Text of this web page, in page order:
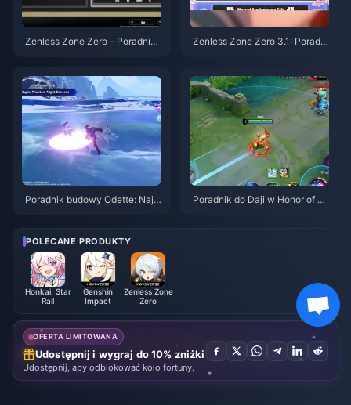
Zenless Zone Zero – Poradnik
Zenless Zone Zero 3.1: Poradni
Poradnik budowy Odette: Najle
Poradnik do Daji w Honor of Ki
POLECANE PRODUKTY
Honkai: Star
Rail
Genshin
Impact
Zenless Zone
Zero
OFERTA LIMITOWANA
Udostępnij i wygraj do 10% zniżki
Udostępnij, aby odblokować koło fortuny.